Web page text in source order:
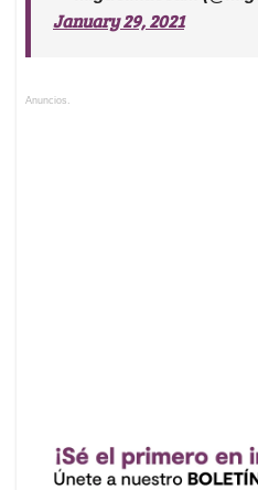
January 29, 2021
Anuncios.